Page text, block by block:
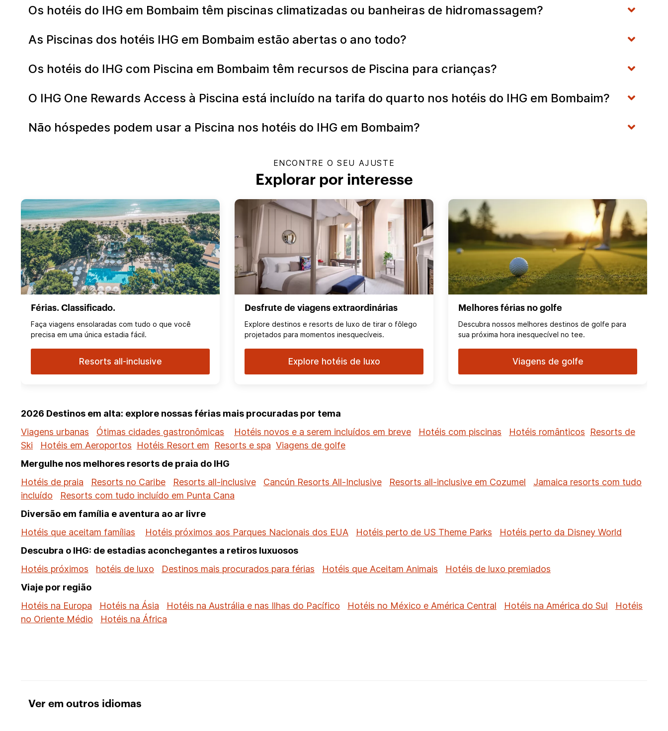
Os hotéis do IHG em Bombaim têm piscinas climatizadas ou banheiras de hidromassagem?
As Piscinas dos hotéis IHG em Bombaim estão abertas o ano todo?
Os hotéis do IHG com Piscina em Bombaim têm recursos de Piscina para crianças?
O IHG One Rewards Access à Piscina está incluído na tarifa do quarto nos hotéis do IHG em Bombaim?
Não hóspedes podem usar a Piscina nos hotéis do IHG em Bombaim?
ENCONTRE O SEU AJUSTE
Explorar por interesse
Férias. Classificado.
Faça viagens ensolaradas com tudo o que você
precisa em uma única estadia fácil.
Resorts all-inclusive
Desfrute de viagens extraordinárias
Explore destinos e resorts de luxo de tirar o fôlego
projetados para momentos inesquecíveis.
Explore hotéis de luxo
Melhores férias no golfe
Descubra nossos melhores destinos de golfe para
sua próxima hora inesquecível no tee.
Viagens de golfe
2026 Destinos em alta: explore nossas férias mais procuradas por tema
Viagens urbanas
Ótimas cidades gastronômicas Hotéis novos e a serem incluídos em breve Hotéis com piscinas Hotéis românticos
Resorts de
Ski
Hotéis em Aeroportos Hotéis Resort em Resorts e spa Viagens de golfe
Mergulhe nos melhores resorts de praia do IHG
Hotéis de praia
Resorts no Caribe Resorts all-inclusive Cancún Resorts All-Inclusive Resorts all-inclusive em Cozumel
Jamaica resorts com tudo
incluído
Resorts com tudo incluído em Punta Cana
Diversão em família e aventura ao ar livre
Hotéis que aceitam famílias
Hotéis próximos aos Parques Nacionais dos EUA Hotéis perto de US Theme Parks
Hotéis perto da Disney World
Descubra o IHG: de estadias aconchegantes a retiros luxuosos
Hotéis próximos
hotéis de luxo Destinos mais procurados para férias Hotéis que Aceitam Animais
Hotéis de luxo premiados
Viaje por região
Hotéis na Europa
Hotéis na Ásia Hotéis na Austrália e nas Ilhas do Pacífico Hotéis no México e América Central Hotéis na América do Sul
Hotéis
no Oriente Médio
Hotéis na África
Ver em outros idiomas